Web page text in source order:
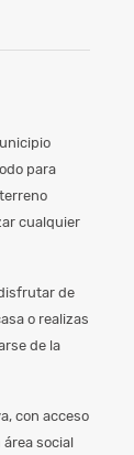
para
cualquier
de
o realizas
de la
con acceso
social